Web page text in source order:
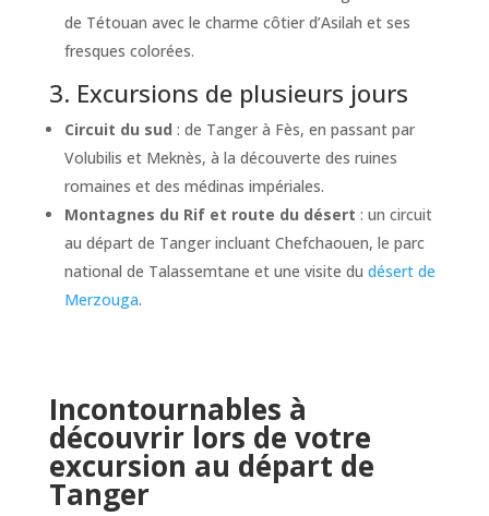
de Tétouan avec le charme côtier d’Asilah et ses
fresques colorées.
3. Excursions de plusieurs jours
Circuit du sud : de Tanger à Fès, en passant par
Volubilis et Meknès, à la découverte des ruines
romaines et des médinas impériales.
Montagnes du Rif et route du désert : un circuit
au départ de Tanger incluant Chefchaouen, le parc
national de Talassemtane et une visite du désert de
Merzouga.
Incontournables à
découvrir lors de votre
excursion au départ de
Tanger